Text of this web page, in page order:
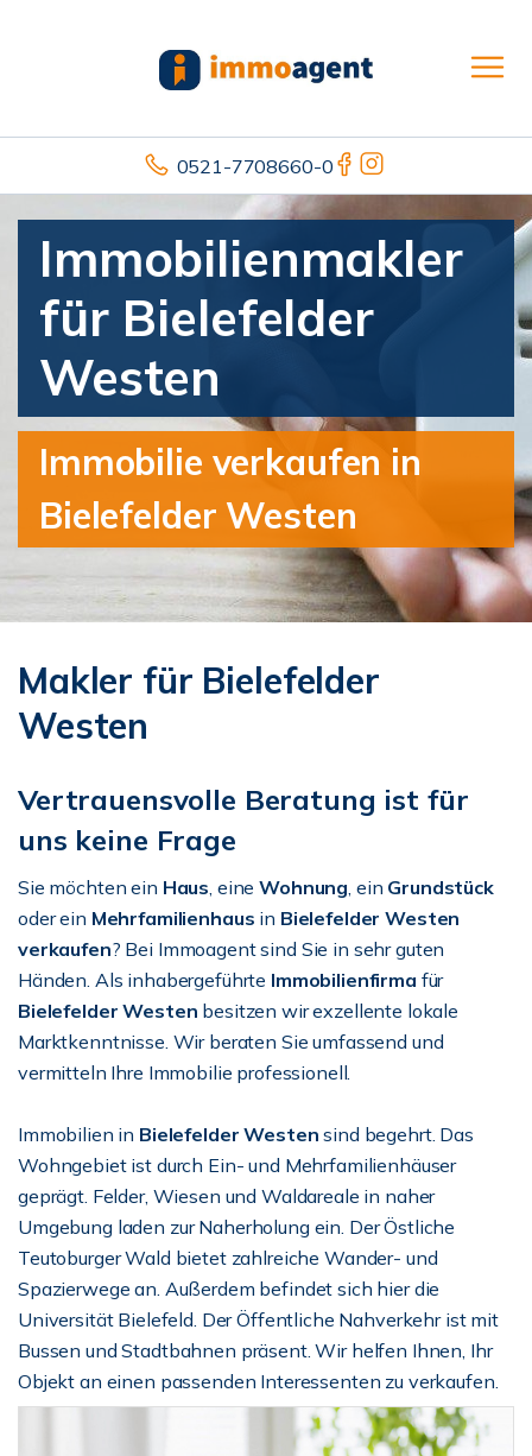
0521-7708660-0
Immobilienmakler
für Bielefelder
Westen
Immobilie verkaufen in
Bielefelder Westen
Makler für Bielefelder
Westen
Vertrauensvolle Beratung ist für
uns keine Frage
Sie möchten ein Haus, eineWohnung, ein Grundstück
oder ein Mehrfamilienhaus in Bielefelder Westen
verkaufen? Bei Immoagent sind Sie in sehr guten
Händen. Als inhabergeführte Immobilienfirma für
Bielefelder Westen besitzen wir exzellente lokale
Marktkenntnisse. Wir beraten Sie umfassend und
vermitteln Ihre Immobilie professionell.
Immobilien in Bielefelder Westensind begehrt. Das
Wohngebiet ist durch Ein- und Mehrfamilienhäuser
geprägt. Felder, Wiesen und Waldareale in naher
Umgebung laden zur Naherholung ein. Der Östliche
Teutoburger Wald bietet zahlreiche Wander- und
Spazierwege an. Außerdem befindet sich hier die
Universität Bielefeld. Der Öffentliche Nahverkehr ist mit
Bussen und Stadtbahnen präsent. Wir helfen Ihnen, Ihr
Objekt an einen passenden Interessenten zu verkaufen.